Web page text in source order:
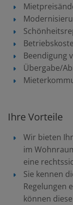
Beendigung
Übergabe/
Ihre Vorteile
Wir bieten
im
eine
Sie kennen
Regelungen
können